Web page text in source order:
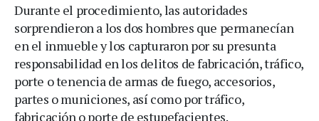
Durante el procedimiento, las autoridades
sorprendieron a los dos hombres que permanecían
en el inmueble y los capturaron por su presunta
responsabilidad en los delitos de fabricación, tráfico,
porte o tenencia de armas de fuego, accesorios,
partes o municiones, así como por tráfico,
fabricación o porte de estupefacientes.